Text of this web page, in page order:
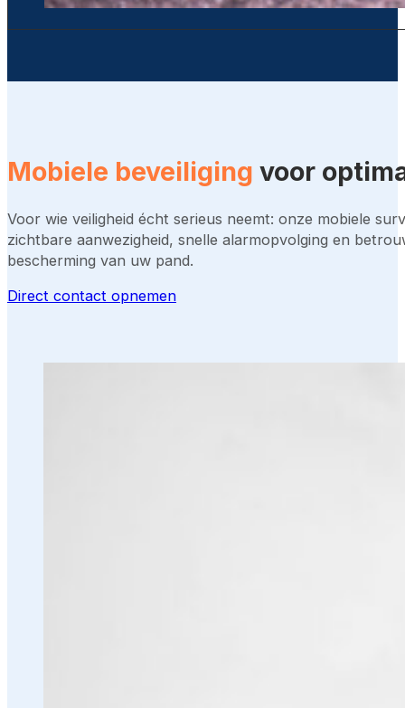
Mobiele beveiliging voor
Voor wie veiligheid écht serieus neemt: onze mobiele
zichtbare aanwezigheid, snelle alarmopvolging en
bescherming van uw pand.
Direct contact opnemen